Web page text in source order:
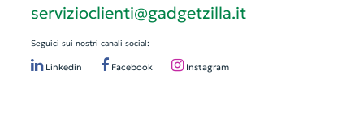
servizioclienti@gadgetzilla.it
Seguici sui nostri canali social:
Linkedin Facebook Instagram